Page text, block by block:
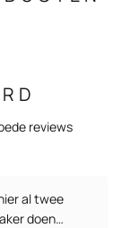
reviews
al twee
doen…